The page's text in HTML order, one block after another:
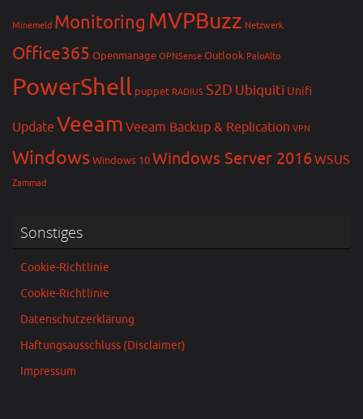
Minemeld Monitoring MVPBuzz Netzwerk
Office365 Openmanage OPNSense Outlook PaloAlto
PowerShell puppet RADIUS S2D Ubiquiti Unifi
Update Veeam Veeam Backup & Replication VPN
WindowsWindows 10Windows Server 2016WSUS
Zammad
Sonstiges
Cookie-Richtlinie
Cookie-Richtlinie
Datenschutzerklärung
Haftungsausschluss (Disclaimer)
Impressum